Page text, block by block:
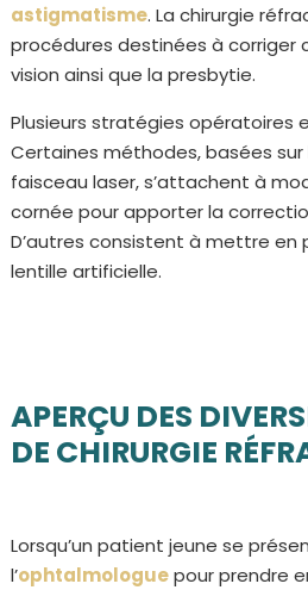
astigmatisme. La chirurgie
procédures destinées à corriger
vision ainsi que la presbytie.
Plusieurs stratégies opératoires
Certaines méthodes, basées sur
faisceau laser, s’attachent à
cornée pour apporter la
D’autres consistent à mettre en
lentille artificielle.
APERÇU DES
DE CHIRURGIE
Lorsqu’un patient jeune se
l’ophtalmologuepour prendre